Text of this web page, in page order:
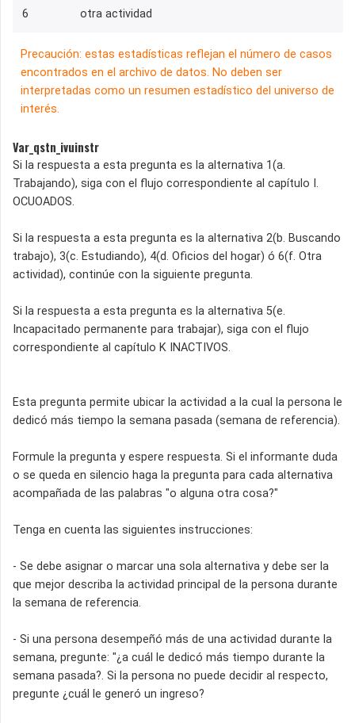
6 otra actividad
Precaución: estas estadísticas reflejan el número de casos
encontrados en el archivo de datos. No deben ser
interpretadas como un resumen estadístico del universo de
interés.
Var_qstn_ivuinstr
Si la respuesta a esta pregunta es la alternativa 1(a.
Trabajando), siga con el flujo correspondiente al capítulo I.
OCUOADOS.
Si la respuesta a esta pregunta es la alternativa 2(b. Buscando
trabajo), 3(c. Estudiando), 4(d. Oficios del hogar) ó 6(f. Otra
actividad), continúe con la siguiente pregunta.
Si la respuesta a esta pregunta es la alternativa 5(e.
Incapacitado permanente para trabajar), siga con el flujo
correspondiente al capítulo K INACTIVOS.
Esta pregunta permite ubicar la actividad a la cual la persona le
dedicó más tiempo la semana pasada (semana de referencia).
Formule la pregunta y espere respuesta. Si el informante duda
o se queda en silencio haga la pregunta para cada alternativa
acompañada de las palabras "o alguna otra cosa?"
Tenga en cuenta las siguientes instrucciones:
- Se debe asignar o marcar una sola alternativa y debe ser la
que mejor describa la actividad principal de la persona durante
la semana de referencia.
- Si una persona desempeñó más de una actividad durante la
semana, pregunte: "¿a cuál le dedicó más tiempo durante la
semana pasada?. Si la persona no puede decidir al respecto,
pregunte ¿cuál le generó un ingreso?